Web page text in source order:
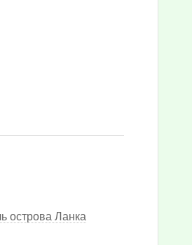
острова Ланка